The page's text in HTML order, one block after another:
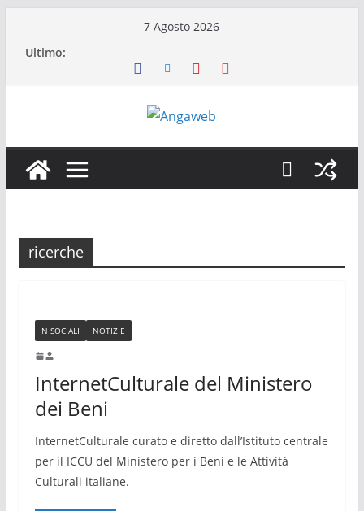
7 Agosto 2026
Ultimo:
ricerche
N SOCIALI NOTIZIE
InternetCulturale del Ministero
dei Beni
InternetCulturale curato e diretto dall’Istituto centrale
per il ICCU del Ministero per i Beni e le Attività
Culturali italiane.